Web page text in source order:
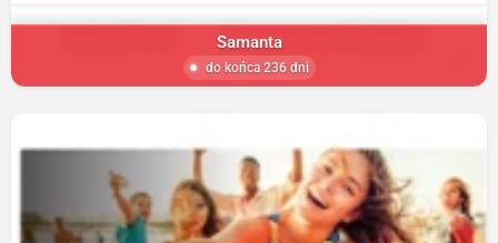
Samanta
do końca 236 dni